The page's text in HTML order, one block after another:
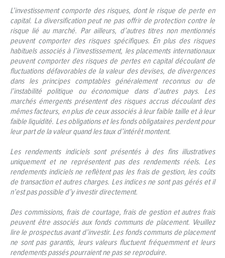
L’investissement comporte des risques, dont le risque de perte en
capital. La diversification peut ne pas offrir de protection contre le
risque lié au marché. Par ailleurs, d’autres titres non mentionnés
peuvent comporter des risques spécifiques. En plus des risques
habituels associés à l’investissement, les placements internationaux
peuvent comporter des risques de pertes en capital découlant de
fluctuations défavorables de la valeur des devises, de divergences
dans les principes comptables généralement reconnus ou de
l’instabilité politique ou économique dans d’autres pays. Les
marchés émergents présentent des risques accrus découlant des
mêmes facteurs, en plus de ceux associés à leur faible taille et à leur
faible liquidité. Les obligations et les fonds obligataires perdent pour
leur part de la valeur quand les taux d’intérêt montent.
Les rendements indiciels sont présentés à des fins illustratives
uniquement et ne représentent pas des rendements réels. Les
rendements indiciels ne reflètent pas les frais de gestion, les coûts
de transaction et autres charges. Les indices ne sont pas gérés et il
n’est pas possible d’y investir directement.
Des commissions, frais de courtage, frais de gestion et autres frais
peuvent être associés aux fonds communs de placement. Veuillez
lire le prospectus avant d’investir. Les fonds communs de placement
ne sont pas garantis, leurs valeurs fluctuent fréquemment et leurs
rendements passés pourraient ne pas se reproduire.